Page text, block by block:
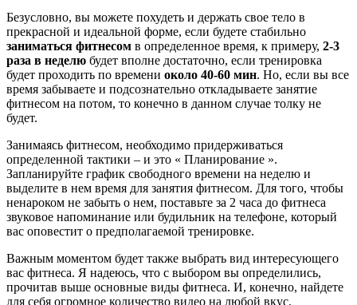
Безусловно, вы можете похудеть и держать свое тело в
прекрасной и идеальной форме, если будете стабильно
заниматься фитнесом в определенное время, к примеру, 2-3
раза в неделю будет вполне достаточно, если тренировка
будет проходить по времени около 40-60 мин. Но, если вы все
время забываете и подсознательно откладываете занятие
фитнесом на потом, то конечно в данном случае толку не
будет.
Занимаясь фитнесом, необходимо придерживаться
определенной тактики – и это « Планирование ».
Запланируйте график свободного времени на неделю и
выделите в нем время для занятия фитнесом. Для того, чтобы
ненароком не забыть о нем, поставьте за 2 часа до фитнеса
звуковое напоминание или будильник на телефоне, который
вас оповестит о предполагаемой тренировке.
Важным моментом будет также выбрать вид интересующего
вас фитнеса. Я надеюсь, что с выбором вы определились,
прочитав выше основные виды фитнеса. И, конечно, найдете
для себя огромное количество видео на любой вкус.